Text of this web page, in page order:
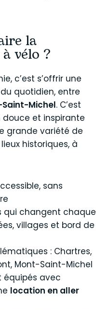
la
à vélo ?
c’est s’offrir une
quotidien, entre
Michel. C’est
et inspirante
grande variété de
historiques, à
sans
qui changent chaque
villages et bord de
: Chartres,
Mont-Saint-Michel
équipés avec
location en aller